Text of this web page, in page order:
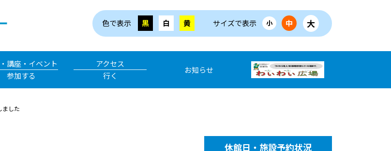
色で表示 黒 白 黄 サイズで表示 小 中 大
講座・イベント
参加する
アクセス
行く
お知らせ
ました
休館日・施設予約状況